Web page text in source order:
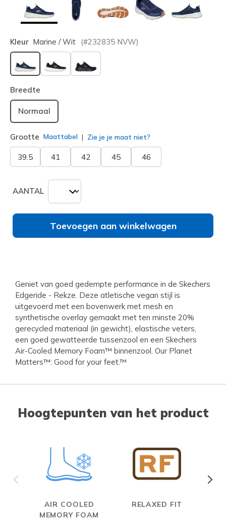
Kleur Marine / Wit (#232835 NVW)
geselecteerd
Breedte
Normaal
Grootte Maattabel Zie je je maat niet?
39.5 41 42 45 46
AANTAL
Toevoegen aan winkelwagen
Geniet van goed gedempte performance in de Skechers
Edgeride - Rekze. Deze atletische vegan stijl is
uitgevoerd met een bovenwerk met mesh en
synthetische overlay gemaakt met ten minste 20%
gerecycled materiaal (in gewicht), elastische veters,
een goed gewatteerde tussenzool en een Skechers
Air-Cooled Memory Foam™ binnenzool. Our Planet
Matters™: Good for your feet.™
Hoogtepunten van het product
AIR COOLED
MEMORY FOAM
RELAXED FIT